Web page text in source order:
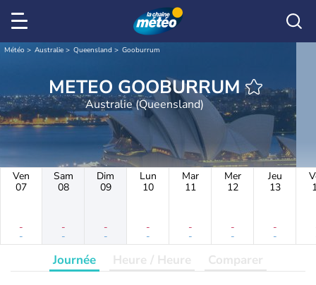
Météo Australie Queensland Gooburrum
METEO GOOBURRUM
Australie (Queensland)
Ven
07
-
-
Sam
08
-
-
Dim
09
-
-
Lun
10
-
-
Mar
11
-
-
Mer
12
-
-
Jeu
13
-
-
Journée Heure / Heure Comparer